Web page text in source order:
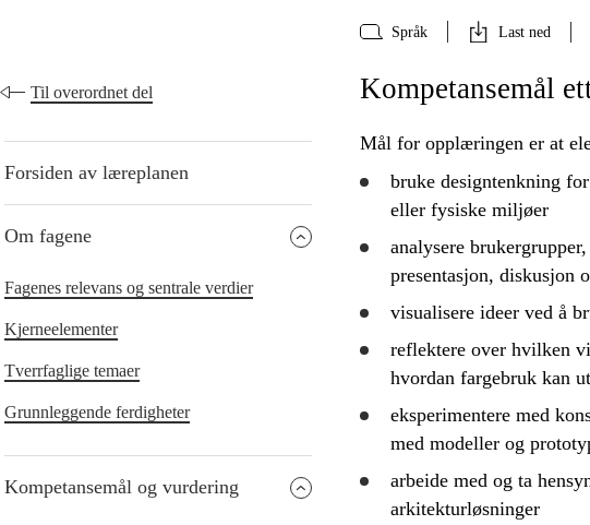
Språk Last ned
Til overordnet del
Forsiden av læreplanen
Om fagene
Fagenes relevans og sentrale verdier
Kjerneelementer
Tverrfaglige temaer
Grunnleggende ferdigheter
Kompetansemål og vurdering
Kompetansemål
Mål for opplæringen er at
brukedesigntenkning
eller fysiske miljøer
analyserebrukergrupper,
presentasjon, diskusjon
visualisere ideer ved å
reflektereover hvilken
hvordan fargebruk kan
eksperimentere med
med modeller og
arbeide med og ta
arkitekturløsninger